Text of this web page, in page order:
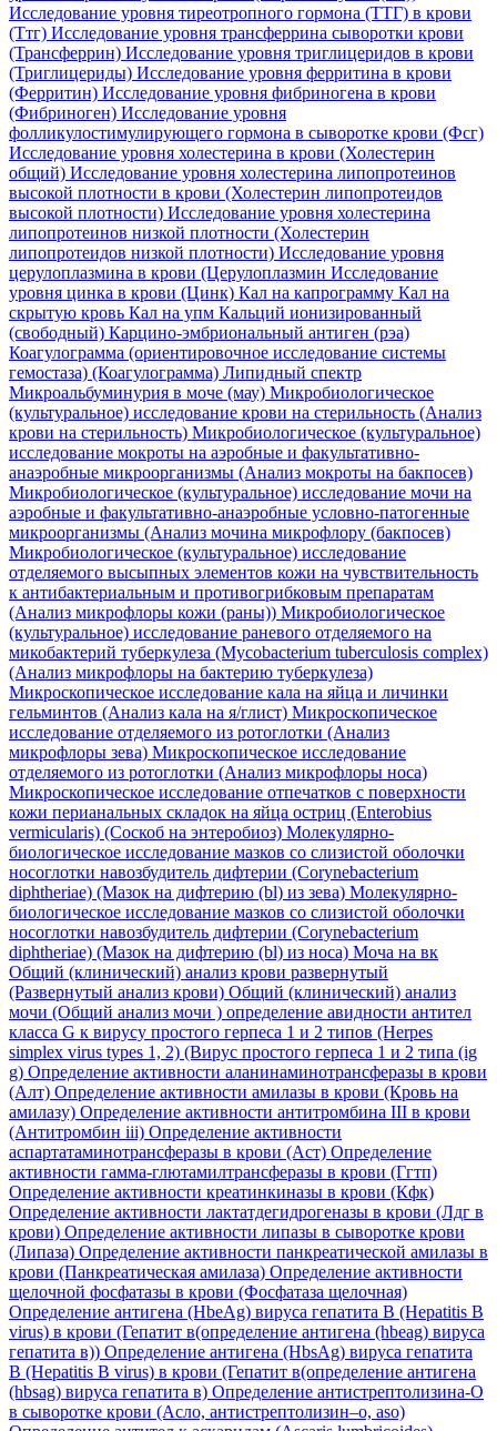
Исследование уровня тиреотропного гормона (ТТГ) в крови
(Ттг) Исследование уровня трансферрина сыворотки крови
(Трансферрин) Исследование уровня триглицеридов в крови
(Триглицериды) Исследование уровня ферритина в крови
(Ферритин) Исследование уровня фибриногена в крови
(Фибриноген) Исследование уровня
фолликулостимулирующего гормона в сыворотке крови (Фсг)
Исследование уровня холестерина в крови (Холестерин
общий) Исследование уровня холестерина липопротеинов
высокой плотности в крови (Холестерин липопротеидов
высокой плотности) Исследование уровня холестерина
липопротеинов низкой плотности (Холестерин
липопротеидов низкой плотности) Исследование уровня
церулоплазмина в крови (Церулоплазмин Исследование
уровня цинка в крови (Цинк) Кал на капрограмму Кал на
скрытую кровь Кал на упм Кальций ионизированный
(свободный) Карцино-эмбриональный антиген (рэа)
Коагулограмма (ориентировочное исследование системы
гемостаза) (Коагулограмма) Липидный спектр
Микроальбуминурия в моче (мау) Микробиологическое
(культуральное) исследование крови на стерильность (Анализ
крови на стерильность) Микробиологическое (культуральное)
исследование мокроты на аэробные и факультативно-
анаэробные микроорганизмы (Анализ мокроты на бакпосев)
Микробиологическое (культуральное) исследование мочи на
аэробные и факультативно-анаэробные условно-патогенные
микроорганизмы (Анализ мочина микрофлору (бакпосев)
Микробиологическое (культуральное) исследование
отделяемого высыпных элементов кожи на чувствительность
к антибактериальным и противогрибковым препаратам
(Анализ микрофлоры кожи (раны)) Микробиологическое
(культуральное) исследование раневого отделяемого на
микобактерий туберкулеза (Mycobacterium tuberculosis complex)
(Анализ микрофлоры на бактерию туберкулеза)
Микроскопическое исследование кала на яйца и личинки
гельминтов (Анализ кала на я/глист) Микроскопическое
исследование отделяемого из ротоглотки (Анализ
микрофлоры зева) Микроскопическое исследование
отделяемого из ротоглотки (Анализ микрофлоры носа)
Микроскопическое исследование отпечатков с поверхности
кожи перианальных складок на яйца остриц (Enterobius
vermicularis) (Соскоб на энтеробиоз) Молекулярно-
биологическое исследование мазков со слизистой оболочки
носоглотки навозбудитель дифтерии (Corynebacterium
diphtheriae) (Мазок на дифтерию (bl) из зева) Молекулярно-
биологическое исследование мазков со слизистой оболочки
носоглотки навозбудитель дифтерии (Corynebacterium
diphtheriae) (Мазок на дифтерию (bl) из носа) Моча на вк
Общий (клинический) анализ крови развернутый
(Развернутый анализ крови) Общий (клинический) анализ
мочи (Общий анализ мочи ) определение авидности антител
класса G к вирусу простого герпеса 1 и 2 типов (Herpes
simplex virus types 1, 2) (Вирус простого герпеса 1 и 2 типа (ig
g) Определение активности аланинаминотрансферазы в крови
(Алт) Определение активности амилазы в крови (Кровь на
амилазу) Определение активности антитромбина III в крови
(Антитромбин iii) Определение активности
аспартатаминотрансферазы в крови (Аст) Определение
активности гамма-глютамилтрансферазы в крови (Ггтп)
Определение активности креатинкиназы в крови (Кфк)
Определение активности лактатдегидрогеназы в крови (Лдг в
крови) Определение активности липазы в сыворотке крови
(Липаза) Определение активности панкреатической амилазы в
крови (Панкреатическая амилаза) Определение активности
щелочной фосфатазы в крови (Фосфатаза щелочная)
Определение антигена (HbeAg) вируса гепатита B (Hepatitis B
virus) в крови (Гепатит в(определение антигена (hbeag) вируса
гепатита в)) Определение антигена (HbsAg) вируса гепатита
B (Hepatitis B virus) в крови (Гепатит в(определение антигена
(hbsag) вируса гепатита в) Определение антистрептолизина-О
в сыворотке крови (Асло, антистрептолизин–о, aso)